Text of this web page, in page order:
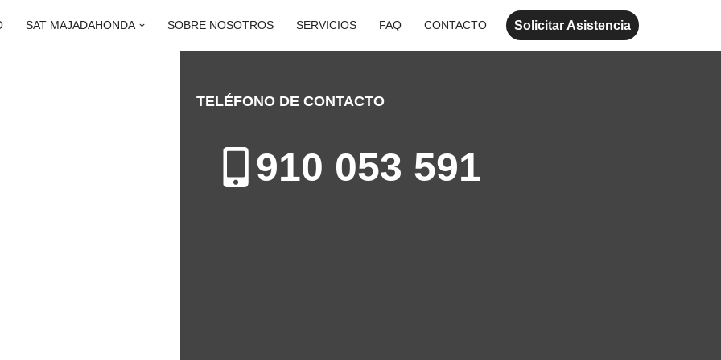
SAT MAJADAHONDA SOBRE NOSOTROS SERVICIOS FAQ CONTACTO Solicitar Asistencia
TELÉFONO DE CONTACTO
910 053 591